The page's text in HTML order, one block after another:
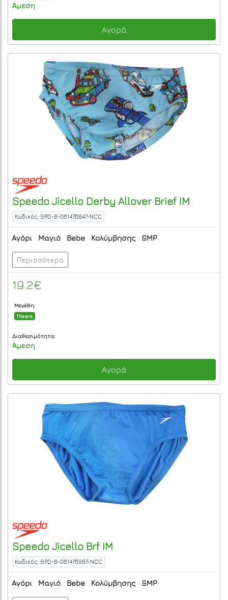
Άμεση
Αγορά
Speedo Jicello Derby Allover Brief IM
Κωδικός: SPD-8-061476847-NCC
Αγόρι Μαγιό Bebe Κολύμβησης SMP
Περισσότερα
19.2€
Μεγέθη:
1Years
Διαθεσιμότητα:
Άμεση
Αγορά
Speedo Jicello Brf IM
Κωδικός: SPD-8-061476987-NCC
Αγόρι Μαγιό Bebe Κολύμβησης SMP